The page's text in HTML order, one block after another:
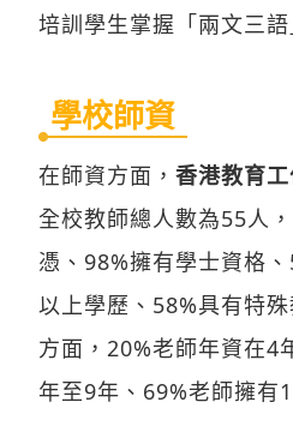
培訓學生掌握「兩文三語
學校師資
在師資方面， 香港教育
全校教師總人數為55人
憑、98%擁有學士資格
以上學歷、58%具有特
方面，20%老師年資在4
年至9年、69%老師擁有